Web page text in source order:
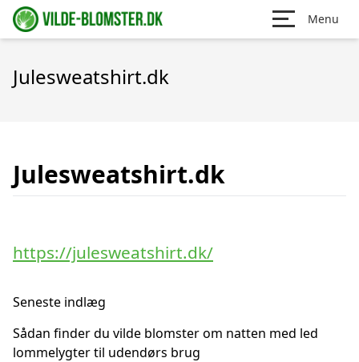
Menu
Julesweatshirt.dk
Julesweatshirt.dk
https://julesweatshirt.dk/
Seneste indlæg
Sådan finder du vilde blomster om natten med led
lommelygter til udendørs brug